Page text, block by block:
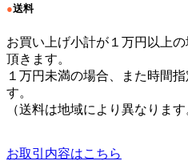
●送料
お買い上げ小計が１万円以上
頂きます。
１万円未満の場合、また時間
す。
（送料は地域により異なります
お取引内容はこちら